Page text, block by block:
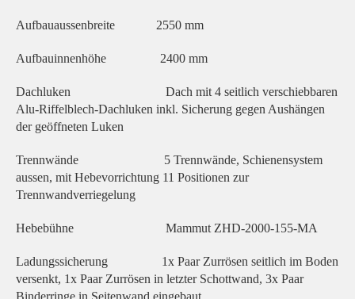
Aufbauaussenbreite 2550 mm
Aufbauinnenhöhe 2400 mm
Dachluken Dach mit 4 seitlich verschiebbaren
Alu-Riffelblech-Dachluken inkl. Sicherung gegen Aushängen
der geöffneten Luken
Trennwände 5 Trennwände, Schienensystem
aussen, mit Hebevorrichtung 11 Positionen zur
Trennwandverriegelung
Hebebühne Mammut ZHD-2000-155-MA
Ladungssicherung 1x Paar Zurrösen seitlich im Boden
versenkt, 1x Paar Zurrösen in letzter Schottwand, 3x Paar
Binderringe in Seitenwand eingebaut